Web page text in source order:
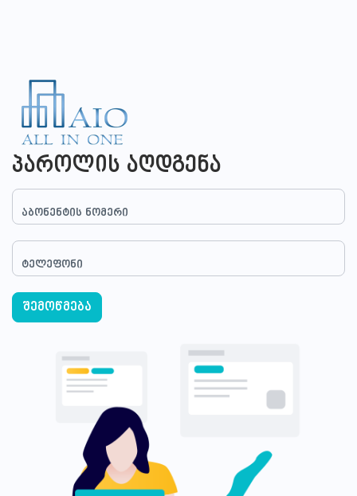
პაროლის აღდგენა
აბონენტის ნომერი
ტელეფონი
შემოწმება